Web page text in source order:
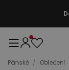
Pánské / Oblečení